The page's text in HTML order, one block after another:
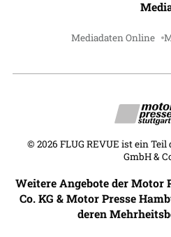
Mediadaten Online
© 2026 FLUG REVUE ist ein
GmbH &
Weitere Angebote der Motor
Co. KG & Motor Presse
deren